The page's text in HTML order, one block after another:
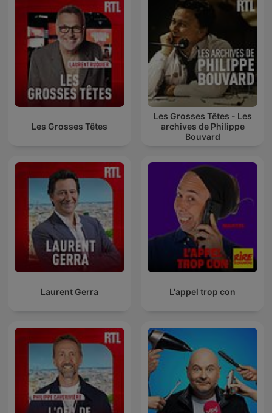
Les Grosses Têtes
Les Grosses Têtes - Les
archives de Philippe
Bouvard
Laurent Gerra L'appel trop con